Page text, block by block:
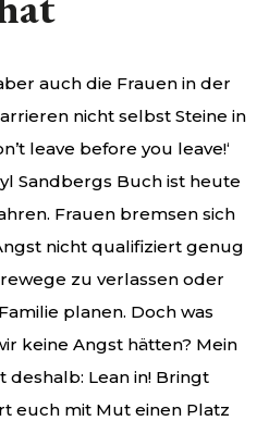
auch die Frauen in der
nicht selbst Steine in
leave before you leave!‘
Sandbergs Buch ist heute
Frauen bremsen sich
nicht qualifiziert genug
zu verlassen oder
planen. Doch was
keine Angst hätten? Mein
Lean in! Bringt
euch mit Mut einen Platz